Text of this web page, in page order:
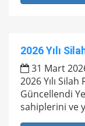
2026 Yılı
31 Mart
2026 Yılı
Güncellendi
sahiplerini ve